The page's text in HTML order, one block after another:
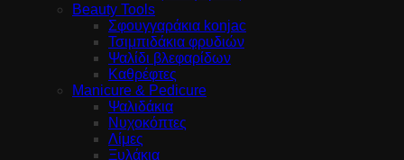
Beauty Tools
Σφουγγαράκια konjac
Τσιμπιδάκια φρυδιών
Ψαλίδι βλεφαρίδων
Καθρέφτες
Manicure & Pedicure
Ψαλιδάκια
Νυχοκόπτες
Λίμες
Ξυλάκια